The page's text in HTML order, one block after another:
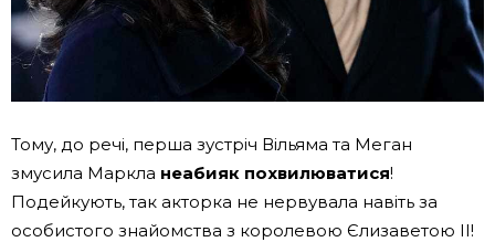
Тому, до речі, перша зустріч Вільяма та Меган
змусила Маркла неабияк похвилюватися!
Подейкують, так акторка не нервувала навіть за
особистого знайомства з королевою Єлизаветою II!